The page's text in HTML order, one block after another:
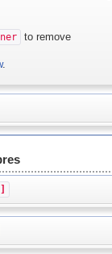
to remove
.